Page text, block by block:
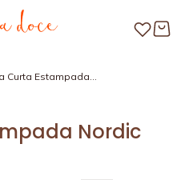
Curta Estampada
Nordic